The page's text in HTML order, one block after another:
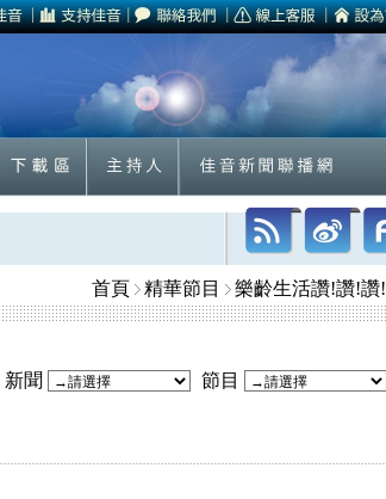
首頁 精華節目 樂齡生活讚!讚!讚!
新聞 節目